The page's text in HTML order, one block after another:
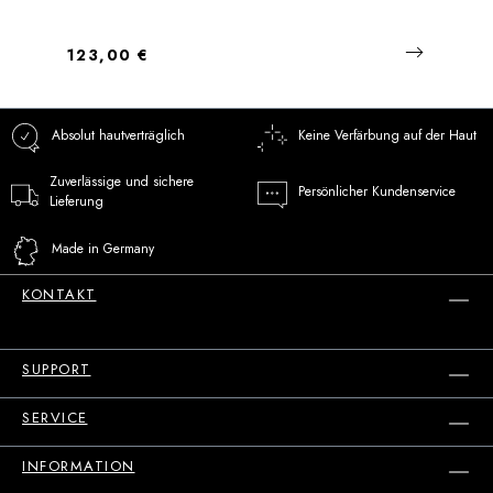
Regulärer Preis:
123,00 €
Absolut hautverträglich Keine Verfärbung auf der Haut
Zuverlässige und sichere
Lieferung
Persönlicher Kundenservice
Made in Germany
KONTAKT
SUPPORT
SERVICE
INFORMATION